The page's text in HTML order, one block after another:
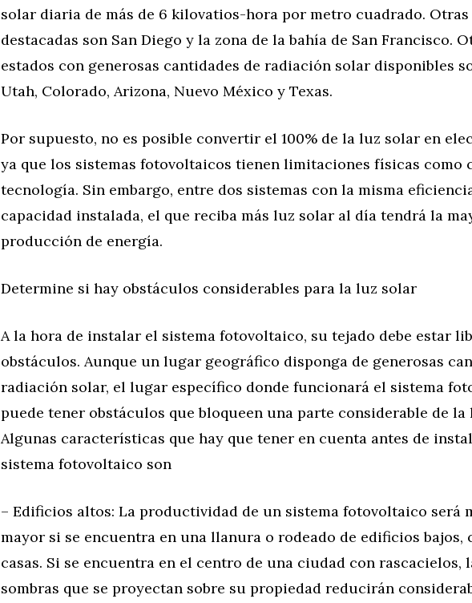
solar diaria de más de 6 kilovatios-hora por metro cuadrado.
destacadas son San Diego y la zona de la bahía de San Francisco.
estados con generosas cantidades de radiación solar disponibles
Utah, Colorado, Arizona, Nuevo México y Texas.
Por supuesto, no es posible convertir el 100% de la luz solar en
ya que los sistemas fotovoltaicos tienen limitaciones físicas como
tecnología. Sin embargo, entre dos sistemas con la misma
capacidad instalada, el que reciba más luz solar al día tendrá la
producción de energía.
Determine si hay obstáculos considerables para la luz solar
A la hora de instalar el sistema fotovoltaico, su tejado debe estar
obstáculos. Aunque un lugar geográfico disponga de generosas
radiación solar, el lugar específico donde funcionará el sistema
puede tener obstáculos que bloqueen una parte considerable de la
Algunas características que hay que tener en cuenta antes de
sistema fotovoltaico son
– Edificios altos: La productividad de un sistema fotovoltaico será
mayor si se encuentra en una llanura o rodeado de edificios bajos,
casas. Si se encuentra en el centro de una ciudad con rascacielos,
sombras que se proyectan sobre su propiedad reducirán